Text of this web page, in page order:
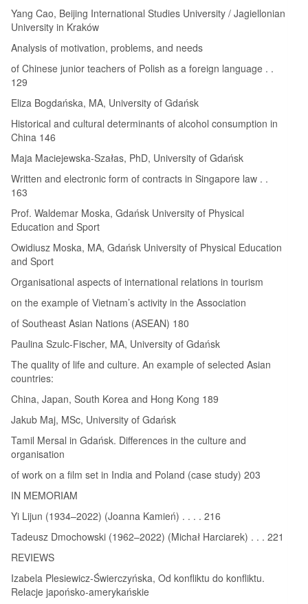
Yang Cao, Beijing International Studies University / Jagiellonian
University in Kraków
Analysis of motivation, problems, and needs
of Chinese junior teachers of Polish as a foreign language . .
129
Eliza Bogdańska, MA, University of Gdańsk
Historical and cultural determinants of alcohol consumption in
China 146
Maja Maciejewska-Szałas, PhD, University of Gdańsk
Written and electronic form of contracts in Singapore law . .
163
Prof. Waldemar Moska, Gdańsk University of Physical
Education and Sport
Owidiusz Moska, MA, Gdańsk University of Physical Education
and Sport
Organisational aspects of international relations in tourism
on the example of Vietnam’s activity in the Association
of Southeast Asian Nations (ASEAN) 180
Paulina Szulc-Fischer, MA, University of Gdańsk
The quality of life and culture. An example of selected Asian
countries:
China, Japan, South Korea and Hong Kong 189
Jakub Maj, MSc, University of Gdańsk
Tamil Mersal in Gdańsk. Differences in the culture and
organisation
of work on a film set in India and Poland (case study) 203
IN MEMORIAM
Yi Lijun (1934–2022) (Joanna Kamień) . . . . 216
Tadeusz Dmochowski (1962–2022) (Michał Harciarek) . . . 221
REVIEWS
Izabela Plesiewicz-Świerczyńska, Od konfliktu do konfliktu.
Relacje japońsko-amerykańskie